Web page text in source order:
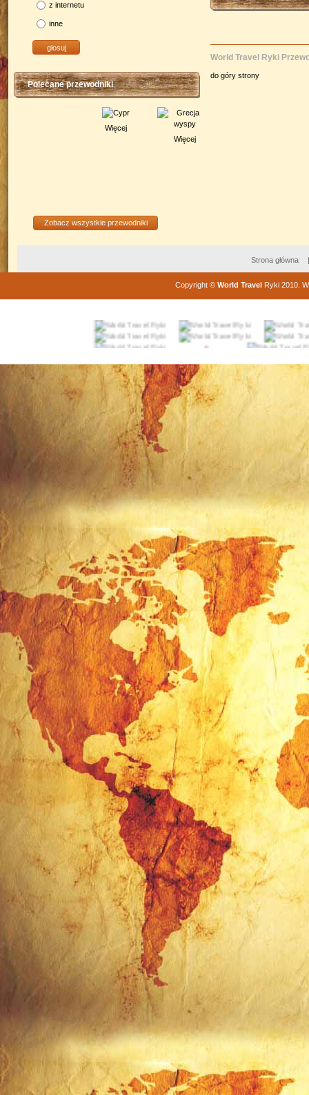
z internetu
inne
Polecane przewodniki
Zobacz wszystkie przewodniki
World Travel Ryki
do góry strony
Strona główna
Copyright© World TravelRyki 2010.